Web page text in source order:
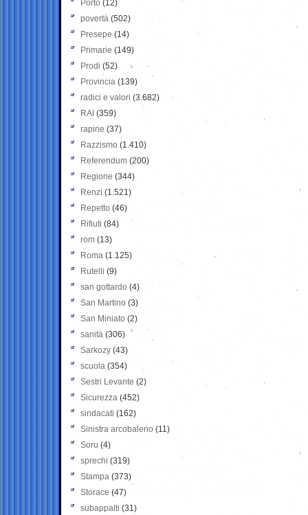
Porto (12)
povertà (502)
Presepe (14)
Primarie (149)
Prodi (52)
Provincia (139)
radici e valori (3.682)
RAI (359)
rapine (37)
Razzismo (1.410)
Referendum (200)
Regione (344)
Renzi (1.521)
Repetto (46)
Rifiuti (84)
rom (13)
Roma (1.125)
Rutelli (9)
san gottardo (4)
San Martino (3)
San Miniato (2)
sanità (306)
Sarkozy (43)
scuola (354)
Sestri Levante (2)
Sicurezza (452)
sindacati (162)
Sinistra arcobaleno (11)
Soru (4)
sprechi (319)
Stampa (373)
Storace (47)
subappalti (31)